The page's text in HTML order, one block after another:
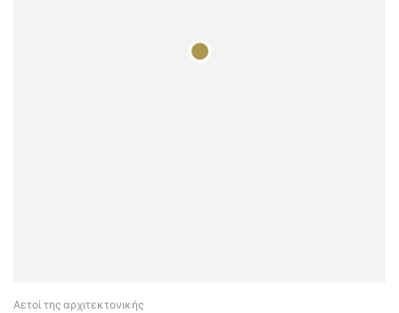
Αετοί της αρχιτεκτονικής